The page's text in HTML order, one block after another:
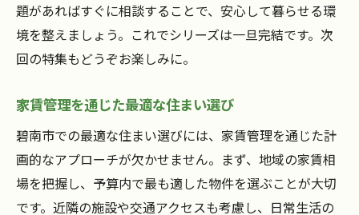
題があればすぐに相談することで、安心して暮らせる環
境を整えましょう。これでシリーズは一旦完結です。次
回の特集もどうぞお楽しみに。
家賃管理を通じた最適な住まい選び
碧南市での最適な住まい選びには、家賃管理を通じた計
画的なアプローチが欠かせません。まず、地域の家賃相
場を把握し、予算内で最も適した物件を選ぶことが大切
です。近隣の施設や交通アクセスも考慮し、日常生活の